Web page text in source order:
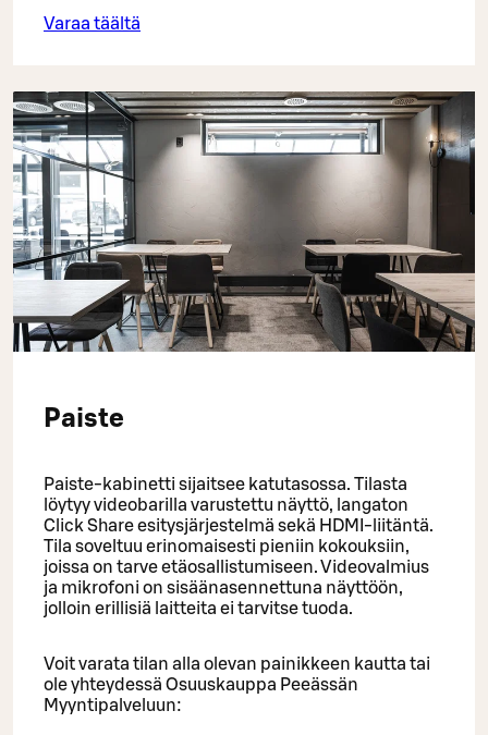
Varaa täältä
Paiste
Paiste-kabinetti sijaitsee katutasossa. Tilasta
löytyy videobarilla varustettu näyttö, langaton
Click Share esitysjärjestelmä sekä HDMI-liitäntä.
Tila soveltuu erinomaisesti pieniin kokouksiin,
joissa on tarve etäosallistumiseen. Videovalmius
ja mikrofoni on sisäänasennettuna näyttöön,
jolloin erillisiä laitteita ei tarvitse tuoda.
Voit varata tilan alla olevan painikkeen kautta tai
ole yhteydessä Osuuskauppa Peeässän
Myyntipalveluun: